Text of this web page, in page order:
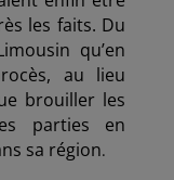
les faits. Du
qu’en
au lieu
brouiller les
parties en
sa région.